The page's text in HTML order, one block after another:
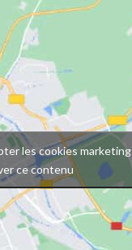
les cookies marketing
ce contenu